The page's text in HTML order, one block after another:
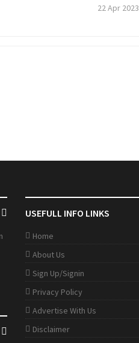
22 Apr 2023
USEFULL INFO LINKS
Home
About Us
Sign Up/Signin
Privacy Policy
Advertise With Us
Disclaimer